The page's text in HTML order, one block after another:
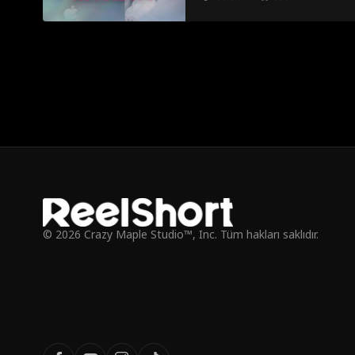
© 2026 Crazy Maple Studio™, Inc. Tüm hakları saklıdır.